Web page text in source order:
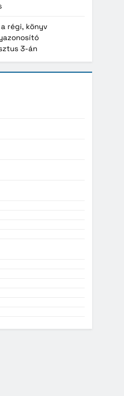
régi, könyv
3-án